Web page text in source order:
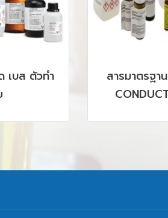
เบส ตัวทำ
สารมาตรฐา